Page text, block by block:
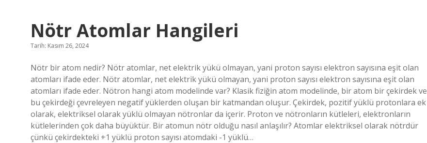
Nötr Atomlar Hangileri
Tarih: Kasım 26, 2024
Nötr bir atom nedir? Nötr atomlar, net elektrik yükü olmayan, yani proton sayısı elektron sayısına eşit olan
atomları ifade eder. Nötr atomlar, net elektrik yükü olmayan, yani proton sayısı elektron sayısına eşit olan
atomları ifade eder. Nötron hangi atom modelinde var? Klasik fiziğin atom modelinde, bir atom bir çekirdek ve
bu çekirdeği çevreleyen negatif yüklerden oluşan bir katmandan oluşur. Çekirdek, pozitif yüklü protonlara ek
olarak, elektriksel olarak yüklü olmayan nötronlar da içerir. Proton ve nötronların kütleleri, elektronların
kütlelerinden çok daha büyüktür. Bir atomun nötr olduğu nasıl anlaşılır? Atomlar elektriksel olarak nötrdür
çünkü çekirdekteki +1 yüklü proton sayısı atomdaki -1 yüklü…